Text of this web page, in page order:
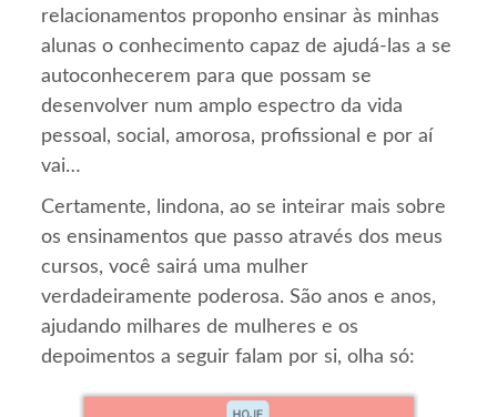
relacionamentos proponho ensinar às minhas
alunas o conhecimento capaz de ajudá-las a se
autoconhecerem para que possam se
desenvolver num amplo espectro da vida
pessoal, social, amorosa, profissional e por aí
vai…
Certamente, lindona, ao se inteirar mais sobre
os ensinamentos que passo através dos meus
cursos, você sairá uma mulher
verdadeiramente poderosa. São anos e anos,
ajudando milhares de mulheres e os
depoimentos a seguir falam por si, olha só: